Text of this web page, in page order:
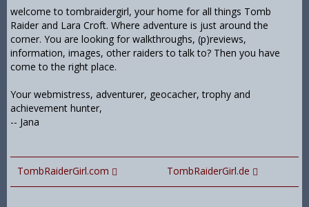
welcome to tombraidergirl, your home for all things Tomb
Raider and Lara Croft. Where adventure is just around the
corner. You are looking for walkthroughs, (p)reviews,
information, images, other raiders to talk to? Then you have
come to the right place.
Your webmistress, adventurer, geocacher, trophy and
achievement hunter,
-- Jana
TombRaiderGirl.com TombRaiderGirl.de